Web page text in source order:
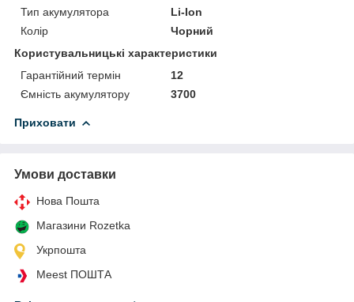
Тип акумулятора
Li-Ion
Колір
Чорний
Користувальницькі характеристики
Гарантійний термін
12
Ємність акумулятору
3700
Приховати
Умови доставки
Нова Пошта
Магазини Rozetka
Укрпошта
Meest ПОШТА